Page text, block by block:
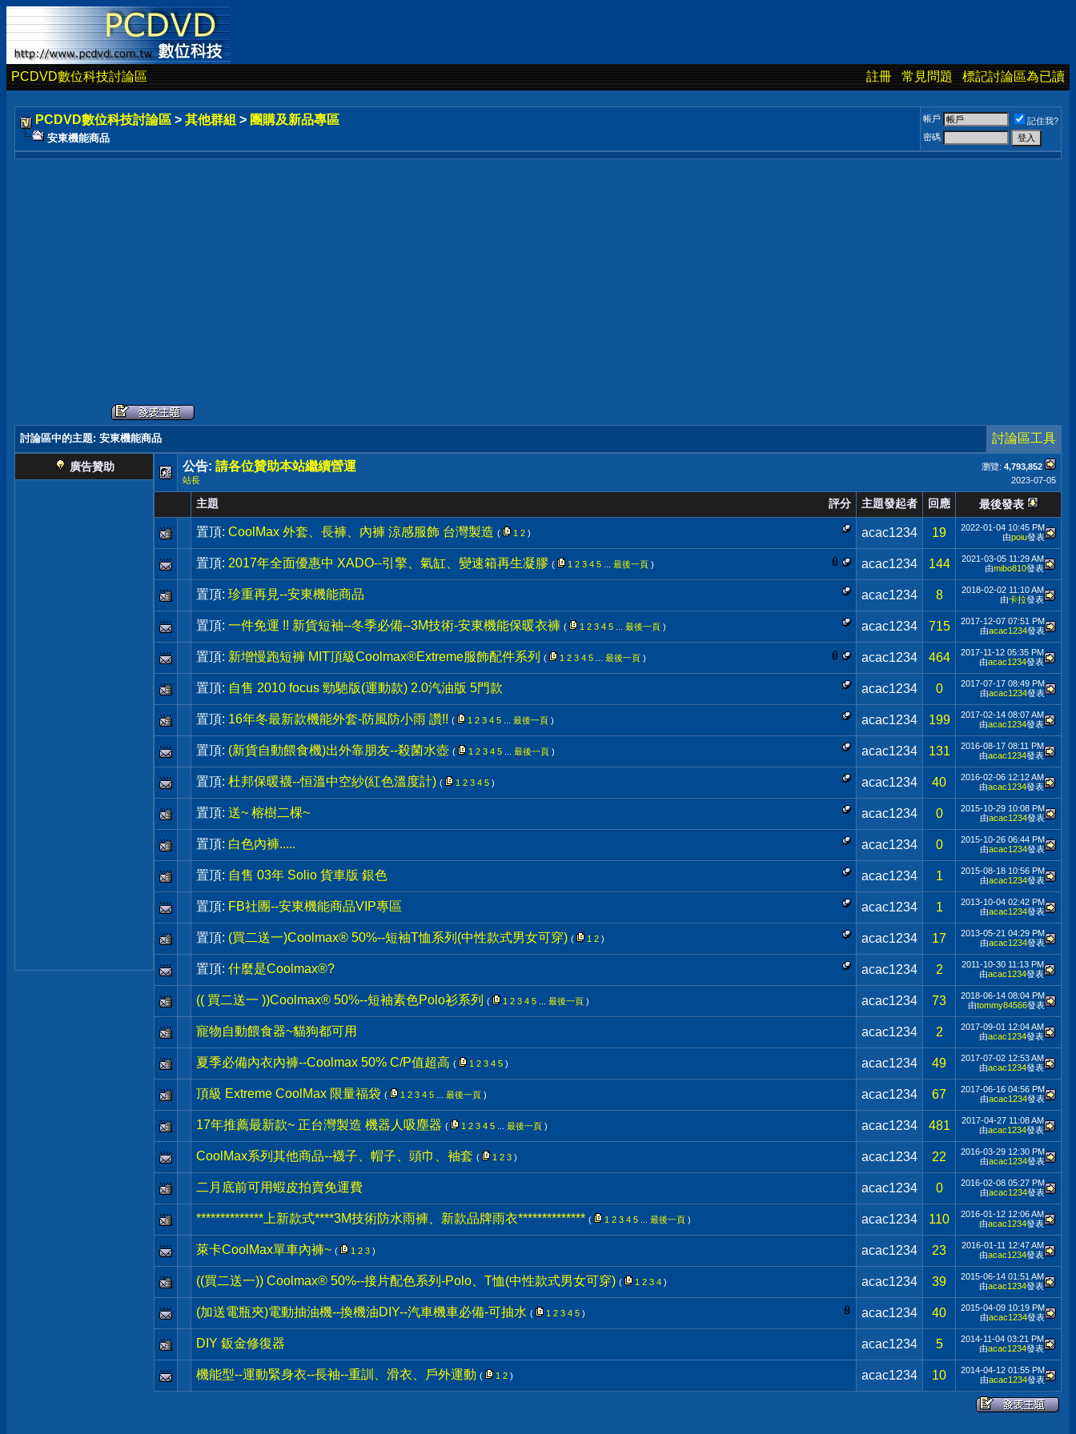
PCDVD數位科技討論區 註冊 常見問題 標記討論區為已讀
PCDVD數位科技討論區 > 其他群組 > 團購及新品專區
安東機能商品
帳戶
記住我?
密碼
討論區中的主題: 安東機能商品 討論區工具
廣告贊助 瀏覽: 4,793,852
公告: 請各位贊助本站繼續營運
2023-07-05
站長
評分
主題 主題發起者 回應 最後發表
置頂: CoolMax 外套、長褲、內褲 涼感服飾 台灣製造 ( 1 2 ) acac1234 19 2022-01-04 10:45 PM
由poiu發表
置頂: 2017年全面優惠中 XADO--引擎、氣缸、變速箱再生凝膠 ( 1 2 3 4 5 最後一頁 ) acac1234 144 2021-03-05 11:29 AM
由mibo810發表
置頂: 珍重再見--安東機能商品 acac1234 8 2018-02-02 11:10 AM
由卡拉發表
置頂: 一件免運 !! 新貨短袖--冬季必備--3M技術-安東機能保暖衣褲 ( 1 2 3 4 5 最後一頁 ) acac1234 715 2017-12-07 07:51 PM
由acac1234發表
置頂: 新增慢跑短褲 MIT頂級Coolmax®Extreme服飾配件系列 ( 1 2 3 4 5 最後一頁 ) acac1234 464 2017-11-12 05:35 PM
由acac1234發表
置頂: 自售 2010 focus 勁馳版(運動款) 2.0汽油版 5門款 acac1234 0 2017-07-17 08:49 PM
由acac1234發表
置頂: 16年冬最新款機能外套-防風防小雨 讚!! ( 1 2 3 4 5 最後一頁 ) acac1234 199 2017-02-14 08:07 AM
由acac1234發表
置頂: (新貨自動餵食機)出外靠朋友--殺菌水壺 ( 1 2 3 4 5 最後一頁 ) acac1234 131 2016-08-17 08:11 PM
由acac1234發表
置頂: 杜邦保暖襪--恒溫中空紗(紅色溫度計) ( 1 2 3 4 5 ) acac1234 40 2016-02-06 12:12 AM
由acac1234發表
置頂: 送~ 榕樹二棵~ acac1234 0 2015-10-29 10:08 PM
由acac1234發表
置頂: 白色內褲..... acac1234 0 2015-10-26 06:44 PM
由acac1234發表
置頂: 自售 03年 Solio 貨車版 銀色 acac1234 1 2015-08-18 10:56 PM
由acac1234發表
置頂: FB社團--安東機能商品VIP專區 acac1234 1 2013-10-04 02:42 PM
由acac1234發表
置頂: (買二送一)Coolmax® 50%--短袖T恤系列(中性款式男女可穿) ( 1 2 ) acac1234 17 2013-05-21 04:29 PM
由acac1234發表
置頂: 什麼是Coolmax®? acac1234 2 2011-10-30 11:13 PM
由acac1234發表
(( 買二送一 ))Coolmax® 50%--短袖素色Polo衫系列 ( 1 2 3 4 5 最後一頁 ) acac1234 73 2018-06-14 08:04 PM
由tommy84566發表
寵物自動餵食器~貓狗都可用 acac1234 2 2017-09-01 12:04 AM
由acac1234發表
夏季必備內衣內褲--Coolmax 50% C/P值超高 ( 1 2 3 4 5 ) acac1234 49 2017-07-02 12:53 AM
由acac1234發表
頂級 Extreme CoolMax 限量福袋 ( 1 2 3 4 5 最後一頁 ) acac1234 67 2017-06-16 04:56 PM
由acac1234發表
17年推薦最新款~ 正台灣製造 機器人吸塵器 ( 1 2 3 4 5 最後一頁 ) acac1234 481 2017-04-27 11:08 AM
由acac1234發表
CoolMax系列其他商品--襪子、帽子、頭巾、袖套 ( 1 2 3 ) acac1234 22 2016-03-29 12:30 PM
由acac1234發表
二月底前可用蝦皮拍賣免運費 acac1234 0 2016-02-08 05:27 PM
由acac1234發表
**************上新款式****3M技術防水雨褲、新款品牌雨衣************** ( 1 2 3 4 5 最後一頁 ) acac1234 110 2016-01-12 12:06 AM
由acac1234發表
萊卡CoolMax單車內褲~ ( 1 2 3 ) acac1234 23 2016-01-11 12:47 AM
由acac1234發表
((買二送一)) Coolmax® 50%--接片配色系列-Polo、T恤(中性款式男女可穿) ( 1 2 3 4 ) acac1234 39 2015-06-14 01:51 AM
由acac1234發表
(加送電瓶夾)電動抽油機--換機油DIY--汽車機車必備-可抽水 ( 1 2 3 4 5 ) acac1234 40 2015-04-09 10:19 PM
由acac1234發表
DIY 鈑金修復器 acac1234 5 2014-11-04 03:21 PM
由acac1234發表
機能型--運動緊身衣--長袖--重訓、滑衣、戶外運動 ( 1 2 ) acac1234 10 2014-04-12 01:55 PM
由acac1234發表